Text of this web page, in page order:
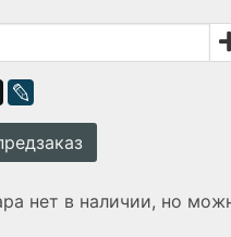
нет в наличии, но